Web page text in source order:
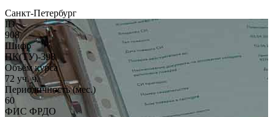
Санкт-Петербург
ID
908
Шифр
ПК(ТУ)-398
Объём курса
72 уч. ч.
Периодичность (мес.)
60
ФИС ФРДО